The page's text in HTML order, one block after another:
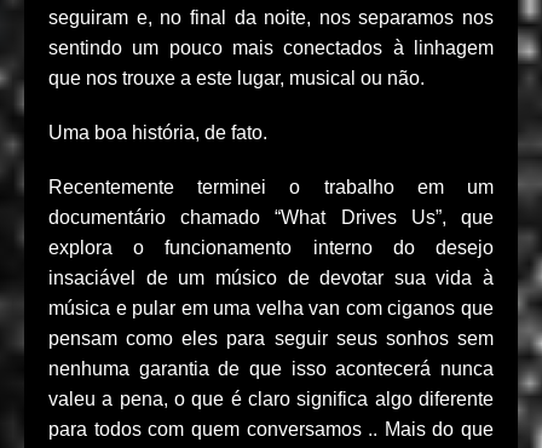
seguiram e, no final da noite, nos separamos nos
sentindo um pouco mais conectados à linhagem
que nos trouxe a este lugar, musical ou não.
Uma boa história, de fato.
Recentemente terminei o trabalho em um
documentário chamado “What Drives Us”, que
explora o funcionamento interno do desejo
insaciável de um músico de devotar sua vida à
música e pular em uma velha van com ciganos que
pensam como eles para seguir seus sonhos sem
nenhuma garantia de que isso acontecerá nunca
valeu a pena, o que é claro significa algo diferente
para todos com quem conversamos .. Mais do que